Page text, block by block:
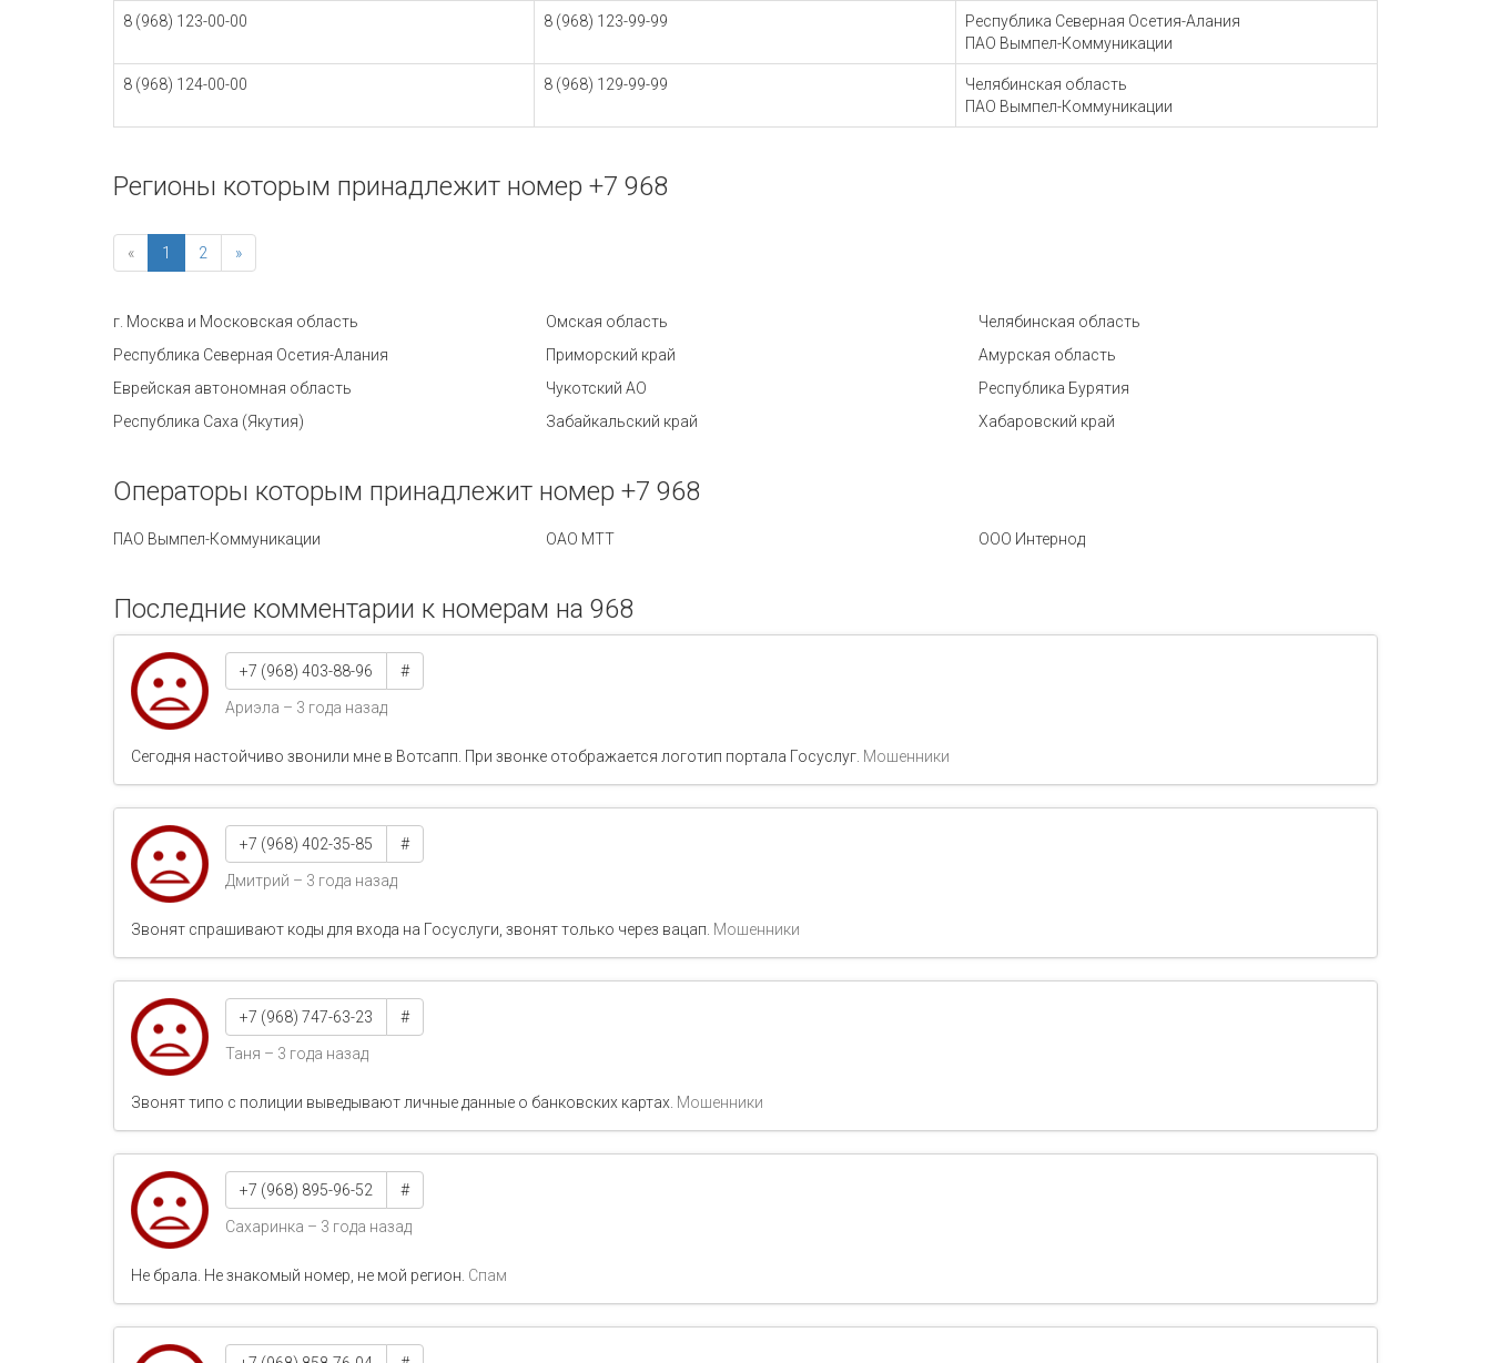
8 (968) 123-00-00 8 (968) 123-99-99
Республика Северная Осетия-Алания
ПАО Вымпел-Коммуникации
8 (968) 124-00-00 8 (968) 129-99-99
Челябинская область
ПАО Вымпел-Коммуникации
Регионы которым принадлежит номер +7 968
« 1 2 »
г. Москва и Московская область Омская область
Челябинская область
Республика Северная Осетия-Алания
Приморский край
Амурская область
Еврейская автономная область
Чукотский АО
Республика Бурятия
Республика Саха (Якутия)
Забайкальский край Хабаровский край
Операторы которым принадлежит номер +7 968
ПАО Вымпел-Коммуникации ОАО МТТ ООО Интернод
Последние комментарии к номерам на 968
+7 (968) 403-88-96 #
Ариэла – 3 года назад
Сегодня настойчиво звонили мне в Вотсапп. При звонке отображается логотип портала Госуслуг. Мошенники
+7 (968) 402-35-85 #
Дмитрий – 3 года назад
Звонят спрашивают коды для входа на Госуслуги, звонят только через вацап. Мошенники
+7 (968) 747-63-23 #
Таня – 3 года назад
Звонят типо с полиции выведывают личные данные о банковских картах. Мошенники
+7 (968) 895-96-52 #
Сахаринка – 3 года назад
Не брала. Не знакомый номер, не мой регион. Спам